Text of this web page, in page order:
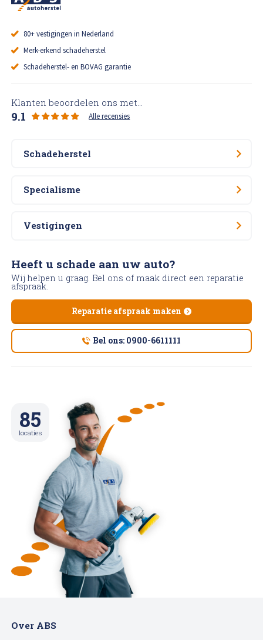
80+ vestigingen in Nederland
Merk-erkend schadeherstel
Schadeherstel- en BOVAG garantie
Klanten beoordelen ons met...
9.1 Alle recensies
Schadeherstel
Specialisme
Vestigingen
85
locaties
Heeft u schade aan uw auto?
Wij helpen u graag. Bel ons of maak direct een reparatie
afspraak.
Reparatie afspraak maken
Bel ons: 0900-6611111
Over ABS